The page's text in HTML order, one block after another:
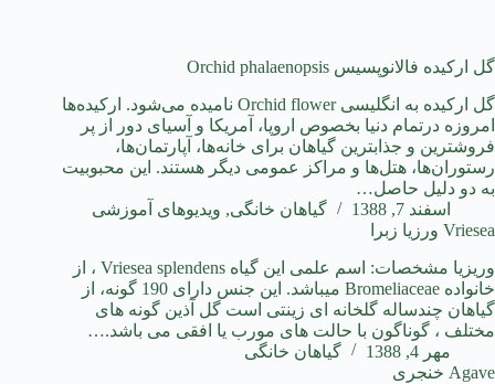
گل ارکیده فالانوپسیس Orchid phalaenopsis
گل ارکیده به انگلیسی Orchid flower نامیده می‌شود. ارکیده‌ها
امروزه درتمام دنیا بخصوص اروپا، آمریکا و آسیای دور از پر
فروشترین و جذابترین گیاهان برای خانه‌ها، آپارتمان‌ها،
رستوران‌ها، هتل‌ها و مراکز عمومی دیگر هستند. این محبوبیت
به دو دلیل حاصل…
اسفند 7, 1388
گیاهان خانگی, ویدیوهای آموزشی
Vriesea ورزیا زبرا
وریزیا مشخصات: اسم علمی این گیاه Vriesea splendens ، از
خانواده Bromeliaceae میباشد. این جنس دارای 190 گونه، از
گیاهان چندساله گلخانه ای زینتی است گل آذین گونه های
مختلف ، گوناگون با حالت های مورب یا افقی می باشد.…
مهر 4, 1388
گیاهان خانگی
Agave خنجری